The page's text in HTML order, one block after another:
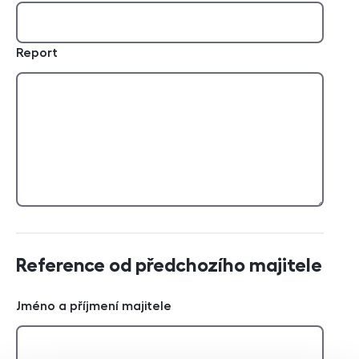
Report
Reference od předchozího majitele
Jméno a příjmení majitele